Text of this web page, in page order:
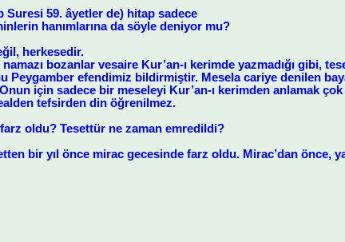
Suresi 59. âyetler de) hitap sadece
hanımlarına da söyle deniyor mu?
herkesedir.
namazı bozanlar vesaire Kur’an-ı kerimde yazmadığı gibi,
Peygamber efendimiz bildirmiştir. Mesela cariye denilen
için sadece bir meseleyi Kur’an-ı kerimden anlamak çok
tefsirden din öğrenilmez.
oldu? Tesettür ne zaman emredildi?
bir yıl önce mirac gecesinde farz oldu. Mirac’dan önce,